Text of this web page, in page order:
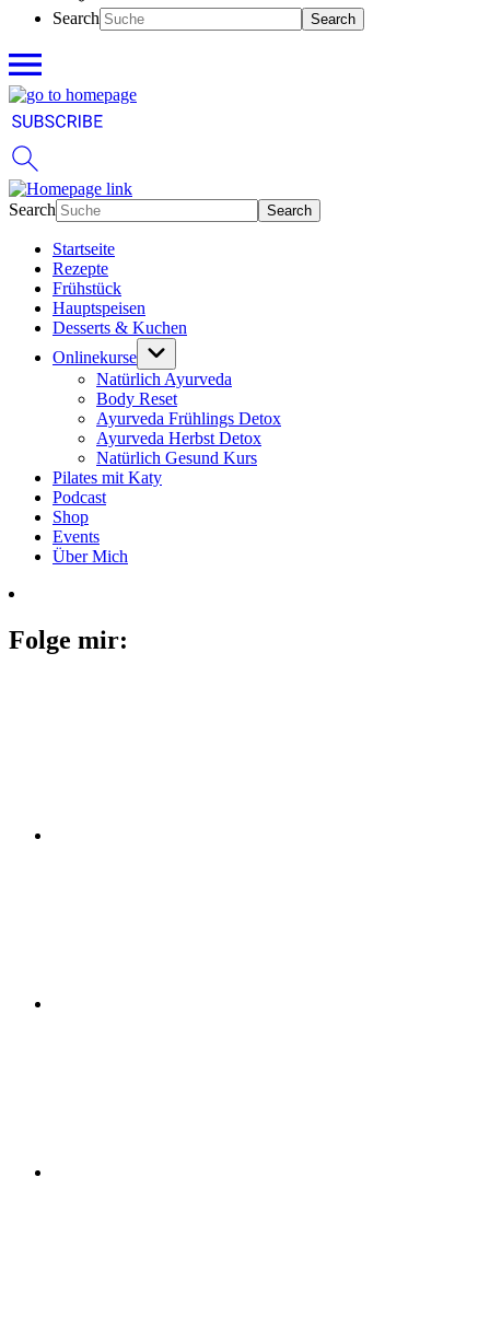
Search
Search
Startseite
Rezepte
Frühstück
Hauptspeisen
Desserts & Kuchen
Onlinekurse
Natürlich Ayurveda
Body Reset
Ayurveda Frühlings Detox
Ayurveda Herbst Detox
Natürlich Gesund Kurs
Pilates mit Katy
Podcast
Shop
Events
Über Mich
Folge mir: